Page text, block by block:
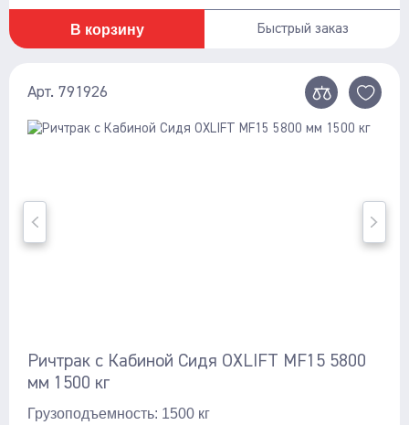
В корзину Быстрый заказ
Арт. 791926
Ричтрак с Кабиной Сидя OXLIFT MF15 5800
мм 1500 кг
Грузоподъемность: 1500 кг